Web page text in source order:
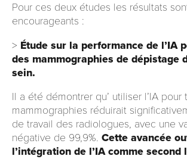
Pour ces deux études les résultats
encourageants :
> Étude sur la performance de l’IA
des mammographies de dépistage
sein.
Il a été démontrer qu’ utiliser l’IA pour
mammographies réduirait
de travail des radiologues, avec une
négative de 99,9%. Cette avancée
l’intégration de l’IA comme second